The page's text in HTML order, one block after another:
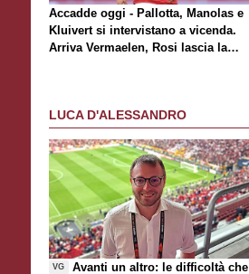
Accadde oggi - Pallotta, Manolas e
Kluivert si intervistano a vicenda.
Arriva Vermaelen, Rosi lascia la
LUCA D'ALESSANDRO
VG Avanti un altro: le difficoltà che